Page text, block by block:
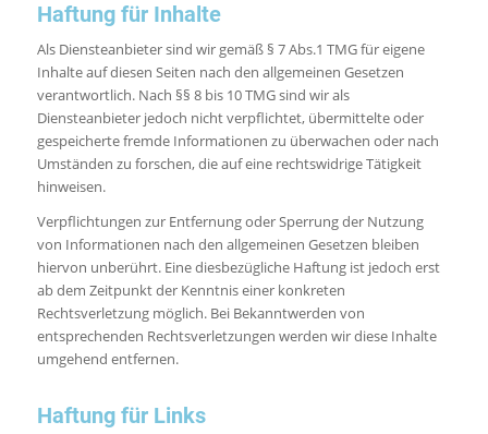
Haftung für Inhalte
Als Diensteanbieter sind wir gemäß § 7 Abs.1 TMG für eigene
Inhalte auf diesen Seiten nach den allgemeinen Gesetzen
verantwortlich. Nach §§ 8 bis 10 TMG sind wir als
Diensteanbieter jedoch nicht verpflichtet, übermittelte oder
gespeicherte fremde Informationen zu überwachen oder nach
Umständen zu forschen, die auf eine rechtswidrige Tätigkeit
hinweisen.
Verpflichtungen zur Entfernung oder Sperrung der Nutzung
von Informationen nach den allgemeinen Gesetzen bleiben
hiervon unberührt. Eine diesbezügliche Haftung ist jedoch erst
ab dem Zeitpunkt der Kenntnis einer konkreten
Rechtsverletzung möglich. Bei Bekanntwerden von
entsprechenden Rechtsverletzungen werden wir diese Inhalte
umgehend entfernen.
Haftung für Links